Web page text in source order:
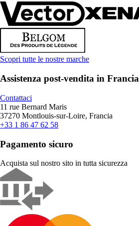
Scopri tutte le nostre marche
Assistenza post-vendita in Francia
Contattaci
11 rue Bernard Maris
37270 Montlouis-sur-Loire, Francia
+33 1 86 47 62 58
Pagamento sicuro
Acquista sul nostro sito in tutta sicurezza